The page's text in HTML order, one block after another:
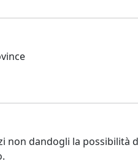
non dandogli la